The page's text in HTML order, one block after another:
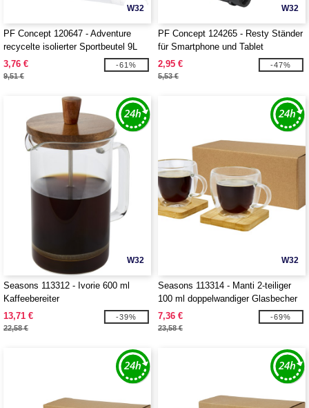
W32
PF Concept 120647 - Adventure
recycelte isolierter Sportbeutel 9L
3,76 €
9,51 €
-61%
W32
PF Concept 124265 - Resty Ständer
für Smartphone und Tablet
2,95 €
5,53 €
-47%
W32
Seasons 113312 - Ivorie 600 ml
Kaffeebereiter
13,71 €
22,58 €
-39%
W32
Seasons 113314 - Manti 2-teiliger
100 ml doppelwandiger Glasbecher
mit Bambusuntersetzer
7,36 €
23,58 €
-69%